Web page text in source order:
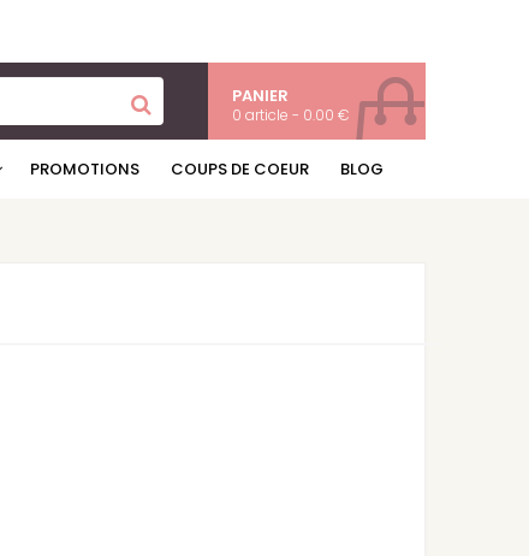
PANIER
0 article - 0.00 €
PROMOTIONS COUPS DE COEUR BLOG